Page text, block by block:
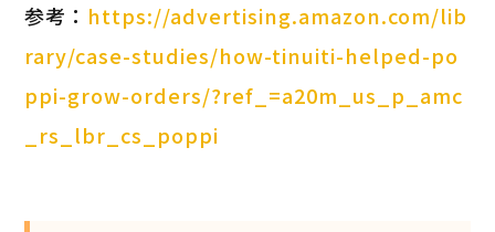
参考： https://advertising.amazon.com/lib
rary/case-studies/how-tinuiti-helped-po
ppi-grow-orders/?ref_=a20m_us_p_amc
_rs_lbr_cs_poppi